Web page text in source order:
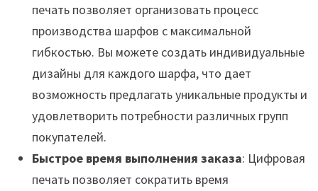
печать позволяет организовать процесс
производства шарфов с максимальной
гибкостью. Вы можете создать индивидуальные
дизайны для каждого шарфа, что дает
возможность предлагать уникальные продукты и
удовлетворить потребности различных групп
покупателей.
Быстрое время выполнения заказа: Цифровая
печать позволяет сократить время